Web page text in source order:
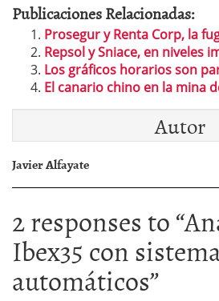
Publicaciones Relacionadas:
Prosegur y Renta Corp, la
Repsol y Sniace, en niveles
Los gráficos horarios son
El canario chino en la mina
Autor
Javier Alfayate
2 responses to “
Ibex35 con
automáticos”